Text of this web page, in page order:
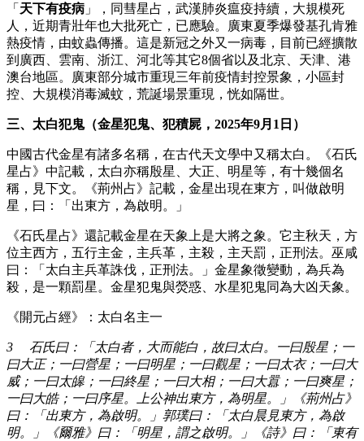
「 天下有疫病 」，同彗星占，武漢肺炎瘟疫持續，大規模死
人，近期青壯年也大批死亡，已應驗。廣東夏季爆發基孔肯雅
熱疫情，由蚊蟲傳播。這是新冠之外又一病毒，目前已經擴散
到廣西、雲南、浙江、河北等其它8個省以及北京、天津、港
澳台地區。廣東部分城市重現三年前疫情封控景象，小區封
控、大規模消毒滅蚊，荒誕場景重現，恍如隔世。
三、太白犯鬼（金星犯鬼、犯積屍，2025年9月1日）
中國古代金星有諸多名稱，在古代天文學中又稱太白。《石氏
星占》中記載，太白亦稱殷星、大正、明星等，有十幾個名
稱，見下文。《荊州占》記載，金星出現在東方，叫做啟明
星，曰：「出東方，為啟明。」
《石氏星占》還記載金星在天象上是大將之象。它主秋天，方
位主西方，五行主金，主兵革，主殺，主天罰，正刑法。巫咸
曰：「太白主兵革誅伐，正刑法。」金星象徵變動，為兵為
殺，是一顆罰星。金星犯鬼與熒惑、水星犯鬼同為大凶天象。
《開元占經》：太白名主一
3 石氏曰：「太白者，大而能白，故曰太白。一曰殷星；一
曰大正；一曰營星；一曰明星；一曰觀星；一曰太衣；一曰大
威；一曰太皞；一曰終星；一曰大相；一曰大囂；一曰爽星；
一曰大皓；一曰序星。上公神出東方，為明星。」《荊州占》
曰：「出東方，為啟明。」郭璞曰：「太白晨見東方，為啟
明。」《爾雅》曰：「明星，謂之啟明。」《詩》曰：「東有